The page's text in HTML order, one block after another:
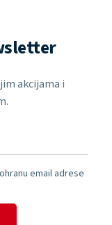
akcijama i
email adrese